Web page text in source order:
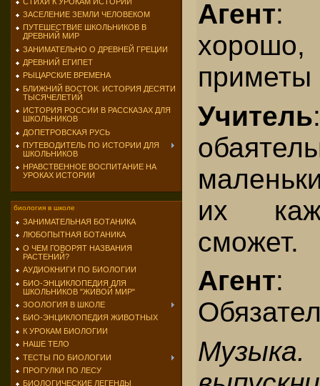
ЗАСЕЛЕНИЕ ЗЕМЛИ ЧЕЛОВЕКОМ
ПУТЕШЕСТВИЕ ШКОЛЬНИКОВ В
ДРЕВНИЙ МИР
ЗАНИМАТЕЛЬНО О ДРЕВНЕЙ ГРЕЦИИ
ДРЕВНИЙ ЕГИПЕТ
РЫЦАРСКИЕ ВРЕМЕНА
БЛИЖНИЙ ВОСТОК. ИСТОРИЯ ДЕСЯТИ
ТЫСЯЧЕЛЕТИЙ
ИСТОРИЯ РОССИИ В РАССКАЗАХ ДЛЯ
ШКОЛЬНИКОВ
ДОПЕТРОВСКАЯ РУСЬ
ПУТЕВОДИТЕЛЬ ПО ИСТОРИИ ДЛЯ
ШКОЛЬНИКОВ
НРАВСТВЕННОЕ ВОСПИТАНИЕ НА
УРОКАХ ИСТОРИИ
биология в школе
ЗАНИМАТЕЛЬНАЯ БОТАНИКА
ЛЮБОПЫТНАЯ БОТАНИКА
О ЧЕМ ГОВОРЯТ НАЗВАНИЯ
РАСТЕНИЙ?
АУДИОКНИГИ ПО БИОЛОГИИ
БИО-ЭНЦИКЛОПЕДИЯ ДЛЯ
ШКОЛЬНИКОВ "ЖИВОЙ МИР"
ЗООЛОГИЯ В ШКОЛЕ
БИО-ЭНЦИКЛОПЕДИЯ ЖИВОТНЫХ
К УРОКАМ БИОЛОГИИ
НАШЕ ТЕЛО
ТЕСТЫ ПО БИОЛОГИИ
ПРОГУЛКИ ПО ЛЕСУ
БИОЛОГИЧЕСКИЕ ЛЕГЕНДЫ
Агент:
хорошо,
приметы
Учитель
их
сможет.
Агент: